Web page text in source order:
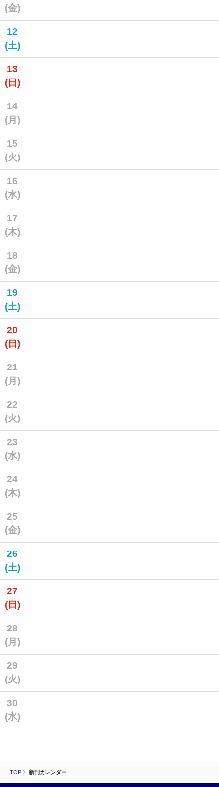
TOP 新刊カレンダー
(金)
12
(土)
13
(日)
14
(月)
15
(火)
16
(水)
17
(木)
18
(金)
19
(土)
20
(日)
21
(月)
22
(火)
23
(水)
24
(木)
25
(金)
26
(土)
27
(日)
28
(月)
29
(火)
30
(水)